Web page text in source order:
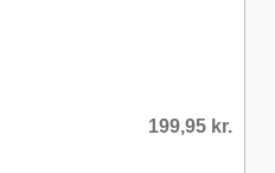
199,95 kr.